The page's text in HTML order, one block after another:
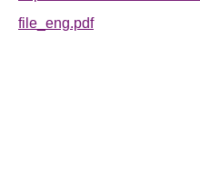
file_eng.pdf